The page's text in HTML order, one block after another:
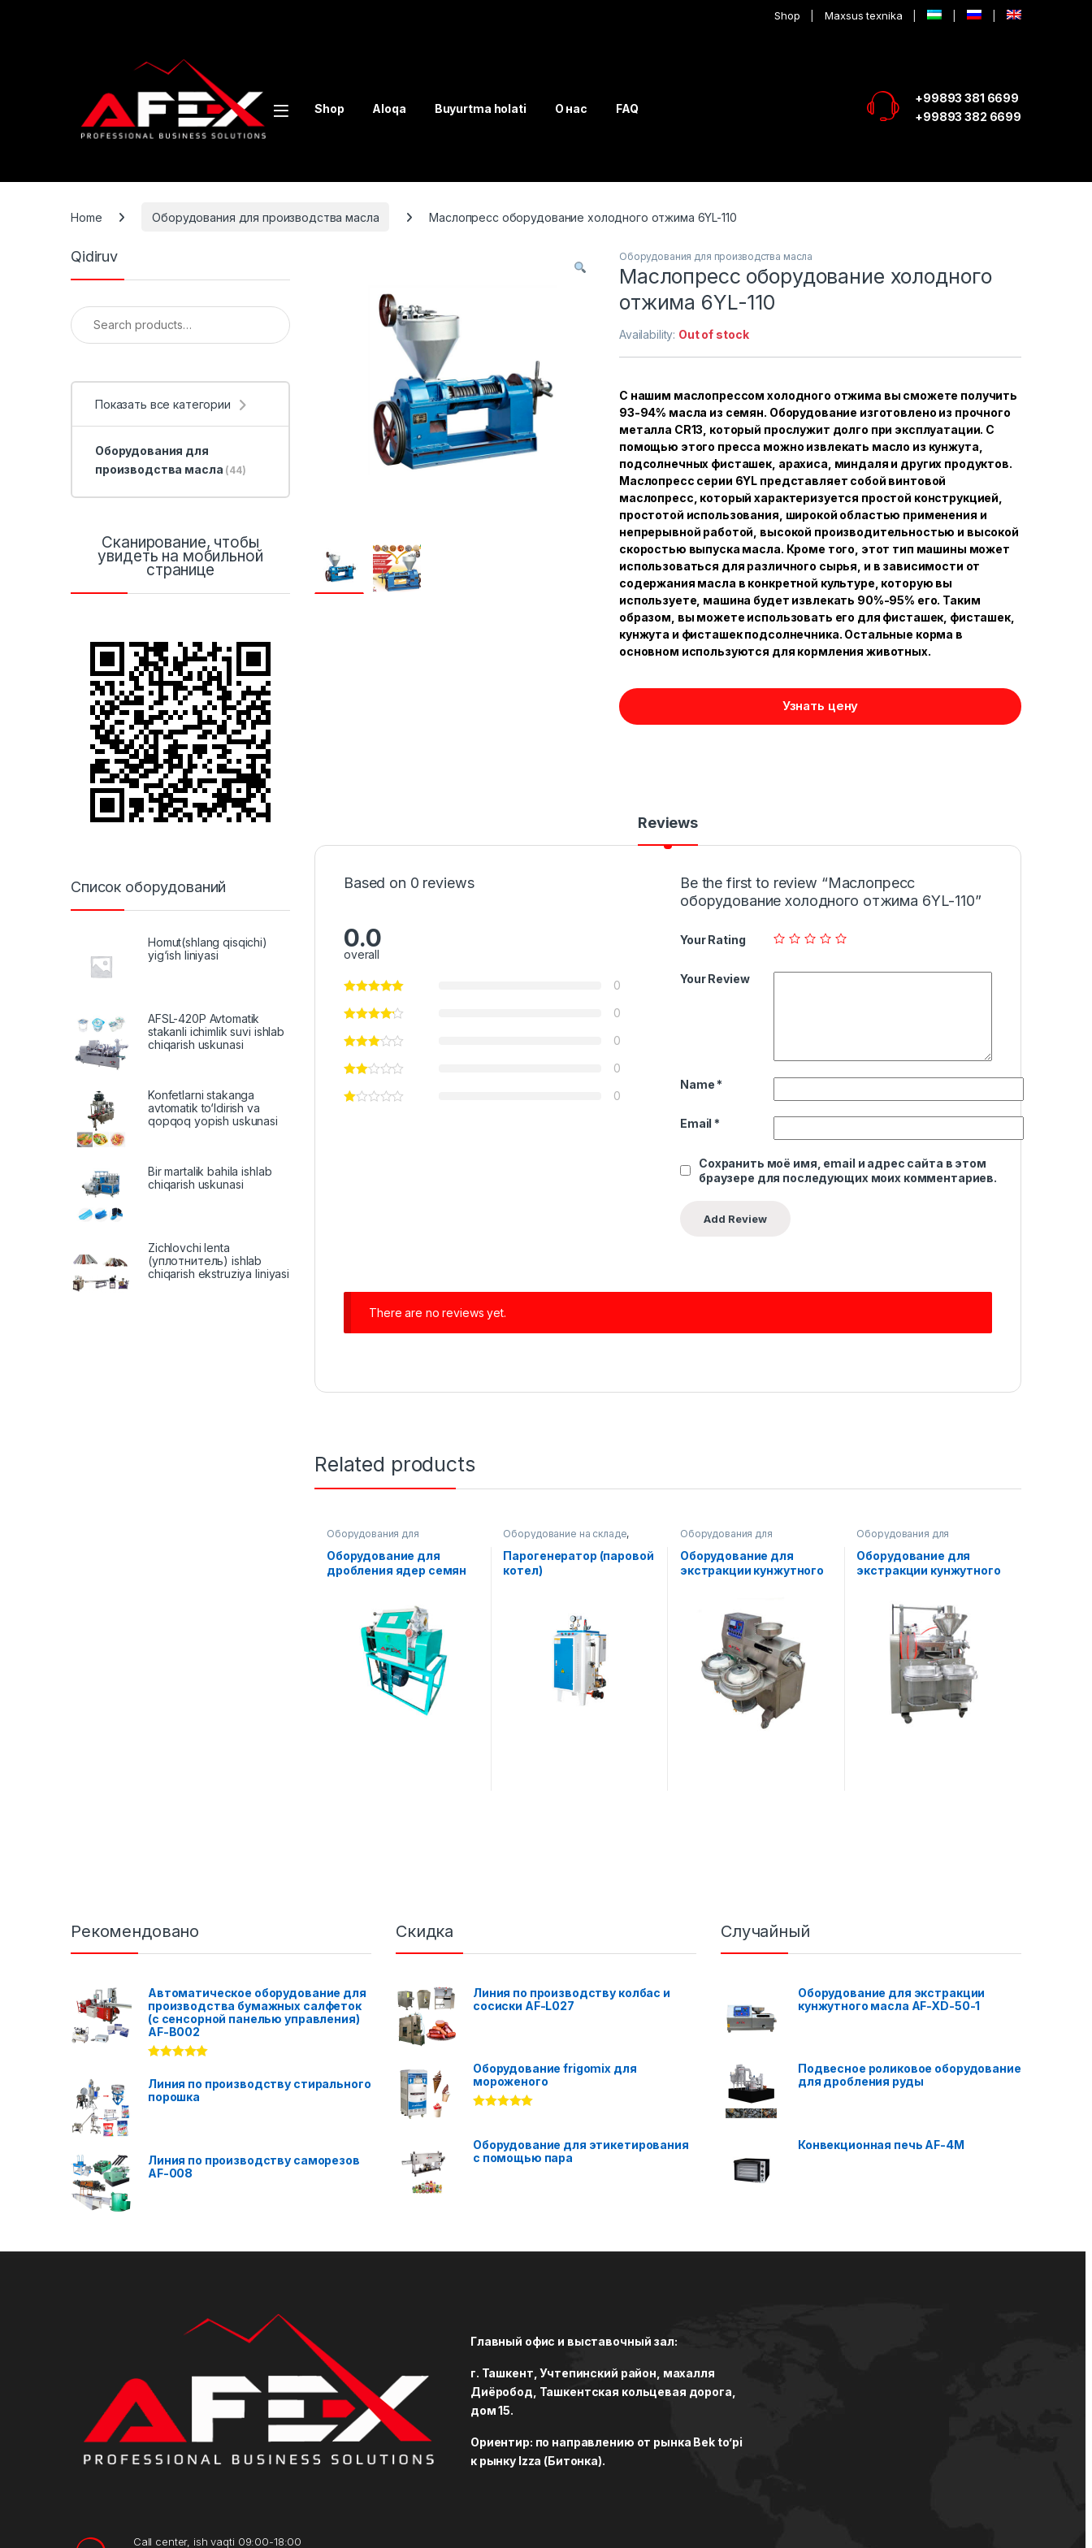
Shop Maxsus texnika
Shop Aloqa Buyurtma holati О нас FAQ
+99893 381 6699
+99893 382 6699
Home Оборудования для производства масла Маслопресс оборудование холодного отжима 6YL-110
Оборудования для производства масла
Маслопресс оборудование холодного
отжима 6YL-110
Availability: Out of stock
С нашим маслопрессом холодного отжима вы сможете получить
93-94% масла из семян. Оборудование изготовлено из прочного
металла CR13, который прослужит долго при эксплуатации. С
помощью этого пресса можно извлекать масло из кунжута,
подсолнечных фисташек, арахиса, миндаля и других продуктов.
Маслопресс серии 6YL представляет собой винтовой
маслопресс, который характеризуется простой конструкцией,
простотой использования, широкой областью применения и
непрерывной работой, высокой производительностью и высокой
скоростью выпуска масла. Кроме того, этот тип машины может
использоваться для различного сырья, и в зависимости от
содержания масла в конкретной культуре, которую вы
используете, машина будет извлекать 90%-95% его. Таким
образом, вы можете использовать его для фисташек, фисташек,
кунжута и фисташек подсолнечника. Остальные корма в
основном используются для кормления животных.
Узнать цену
Reviews
Based on 0 reviews
0.0
overall
0
0
0
0
0
Be the first to review “Маслопресс
оборудование холодного отжима 6YL-110”
Your Rating
Your Review
Name *
Email *
Сохранить моё имя, email и адрес сайта в этом
браузере для последующих моих комментариев.
There are no reviews yet.
Related products
Оборудования для
производства масла
Оборудование для
дробления ядер семян
Оборудование на складе,
Оборудования для
производства масла
Парогенератор (паровой
котел)
Оборудования для
производства масла
Оборудование для
экстракции кунжутного
фильтр) AF-XD-50-3
Оборудования для
производства масла
Оборудование для
экстракции кунжутного
Qidiruv
Search for:
Показать все категории
Оборудования для
производства масла (44)
Сканирование, чтобы
увидеть на мобильной
странице
Список оборудований
Homut(shlang qisqichi)
yig‘ish liniyasi
AFSL-420P Avtomatik
stakanli ichimlik suvi ishlab
chiqarish uskunasi
Konfetlarni stakanga
avtomatik to‘ldirish va
qopqoq yopish uskunasi
Bir martalik bahila ishlab
chiqarish uskunasi
Zichlovchi lenta
(уплотнитель) ishlab
chiqarish ekstruziya liniyasi
Рекомендовано
Автоматическое оборудование для
производства бумажных салфеток
(с сенсорной панелью управления)
AF-B002
out of 5
Линия по производству стирального
порошка
Линия по производству саморезов
AF-008
Скидка
Линия по производству колбас и
сосиски AF-L027
Оборудование frigomix для
мороженого
Оборудование для этикетирования
с помощью пара
Случайный
Оборудование для экстракции
кунжутного масла AF-XD-50-1
Подвесное роликовое оборудование
для дробления руды
Конвекционная печь AF-4M
Call center, ish vaqti 09:00-18:00
Главный офис и выставочный зал:
г. Ташкент, Учтепинский район, махалля
Диёробод, Ташкентская кольцевая дорога,
дом 15.
Ориентир: по направлению от рынка Bek to’pi
к рынку Izza (Битонка).